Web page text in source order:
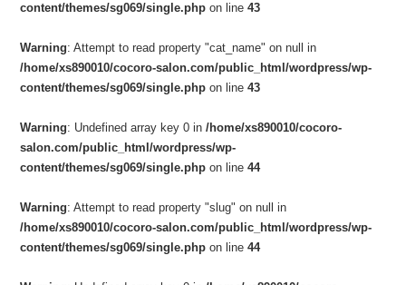
content/themes/sg069/single.php on line43
Warning: Attempt to read property "cat_name" on null in
/home/xs890010/cocoro-salon.com/public_html/wordpress/wp-
content/themes/sg069/single.php on line43
Warning: Undefined array key 0 in/home/xs890010/cocoro-
salon.com/public_html/wordpress/wp-
content/themes/sg069/single.php on line44
Warning: Attempt to read property "slug" on null in
/home/xs890010/cocoro-salon.com/public_html/wordpress/wp-
content/themes/sg069/single.php on line44